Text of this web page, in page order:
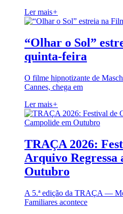
Ler mais+
“Olhar o Sol”
quinta-feira
O filme hipnotizante de
Cannes, chega em
Ler mais+
TRAÇA 2026:
Arquivo Regressa
Outubro
A 5.ª edição da TRAÇA —
Familiares acontece